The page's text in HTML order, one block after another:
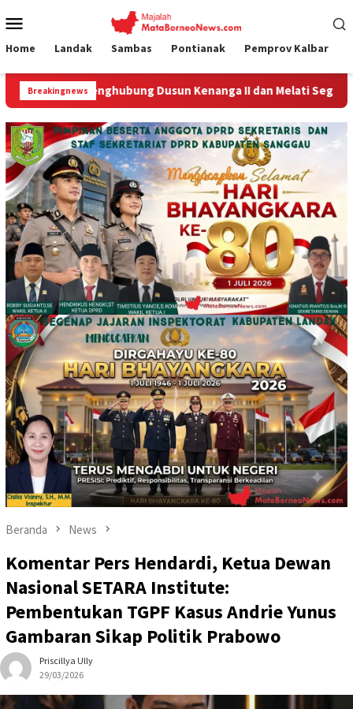
ke
Mobile
Home Landak Sambas Pontianak Pemprov Kalbar
Breakingnews
Kenanga II dan Melati Segera Dibangun Cegah
Beranda News
Komentar Pers Hendardi, Ketua Dewan
Nasional SETARA Institute:
Pembentukan TGPF Kasus Andrie Yunus
Gambaran Sikap Politik Prabowo
Priscillya Ully
29/03/2026